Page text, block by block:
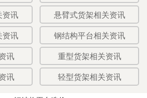
资讯 悬臂式货架相关资讯
资讯 钢结构平台相关资讯
讯 重型货架相关资讯
讯 轻型货架相关资讯